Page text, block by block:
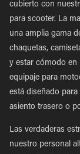
cubierto con
para scooter. La
una amplia gama
chaquetas,
y estar cómodo en
equipaje para
está diseñado
asiento trasero o
Las verdaderas
nuestro personal